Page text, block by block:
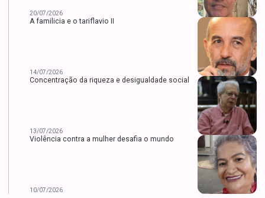
20/07/2026
A familicia e o tariflavio II
14/07/2026
Concentração da riqueza e desigualdade social
13/07/2026
Violência contra a mulher desafia o mundo
10/07/2026